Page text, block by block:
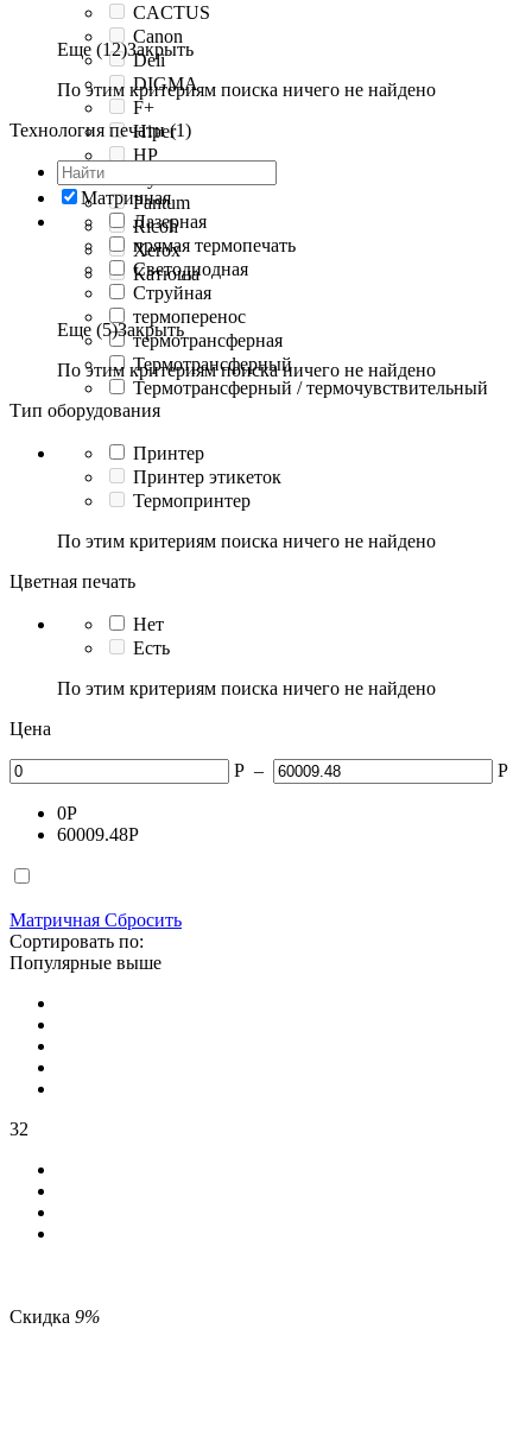
CACTUS
Canon
Deli
DIGMA
F+
Hiper
HP
Pantum
Ricoh
Xerox
Катюша
Еще (12)Закрыть
По этим критериям поиска ничего не найдено
Технология печати (1)
Матричная
Лазерная
прямая термопечать
Светодиодная
Струйная
термоперенос
термотрансферная
Термотрансферный
Термотрансферный / термочувствительный
Еще (5)Закрыть
По этим критериям поиска ничего не найдено
Тип оборудования
Принтер
Принтер этикеток
Термопринтер
По этим критериям поиска ничего не найдено
Цветная печать
Нет
Есть
По этим критериям поиска ничего не найдено
Цена
Р – Р
0Р
60009.48Р
Матричная Сбросить
Сортировать по:
Популярные выше
32
Скидка 9%